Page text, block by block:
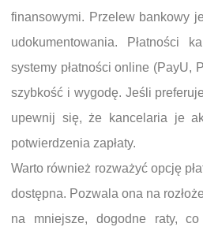
finansowymi. Przelew bankowy
udokumentowania. Płatności
systemy płatności online (PayU,
szybkość i wygodę. Jeśli
upewnij się, że kancelaria je
potwierdzenia zapłaty.
Warto również rozważyć opcję
dostępna. Pozwala ona na
na mniejsze, dogodne raty,